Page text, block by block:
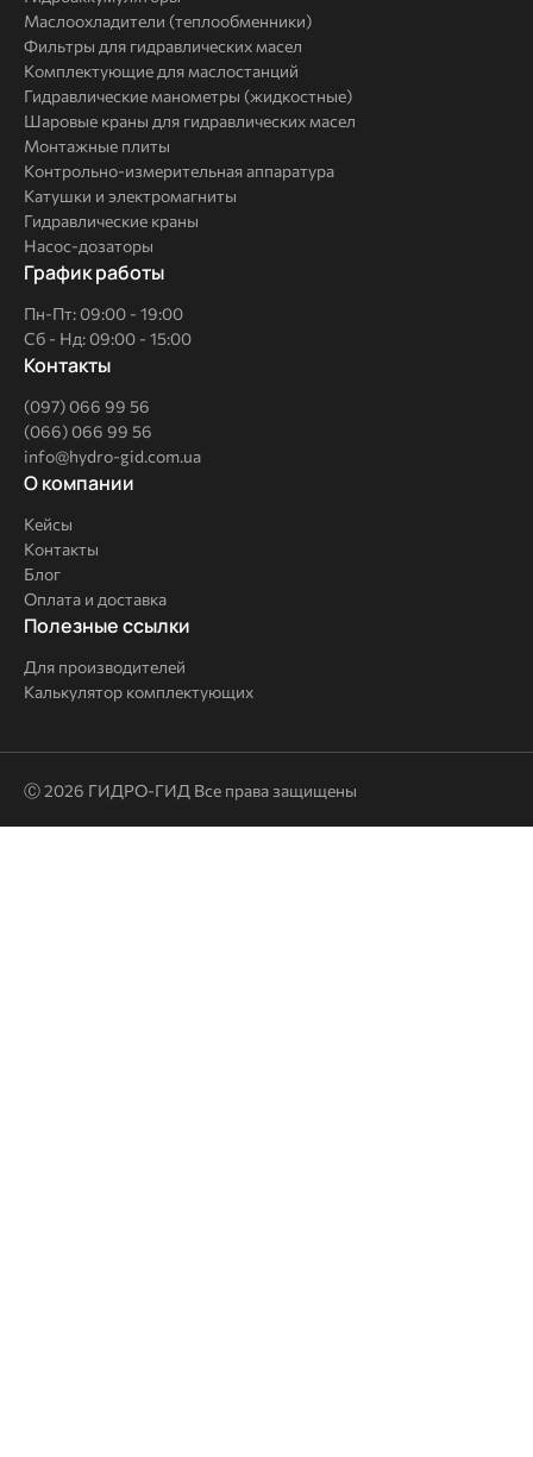
Маслоохладители (теплообменники)
Фильтры для гидравлических масел
Комплектующие для маслостанций
Гидравлические манометры (жидкостные)
Шаровые краны для гидравлических масел
Монтажные плиты
Контрольно-измерительная аппаратура
Катушки и электромагниты
Гидравлические краны
Насос-дозаторы
График работы
Пн-Пт: 09:00 - 19:00
Сб - Нд: 09:00 - 15:00
Контакты
(097) 066 99 56
(066) 066 99 56
info@hydro-gid.com.ua
О
компании
О компании
Кейсы
Контакты
Блог
Оплата и доставка
Полезные
Полезные ссылки
Для производителей
Калькулятор комплектующих
Ⓒ 2026 ГИДРО-ГИД Все права защищены